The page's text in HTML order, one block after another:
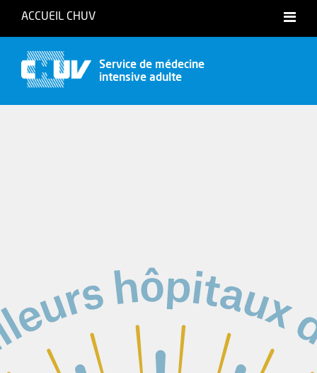
ACCUEIL CHUV
International website
Service de médecine
intensive adulte